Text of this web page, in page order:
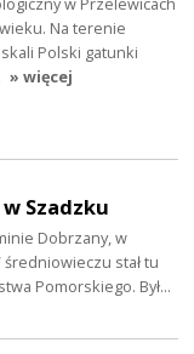
Na terenie
Polski gatunki
» więcej
w Szadzku
Dobrzany, w
stał tu
Pomorskiego. Był…